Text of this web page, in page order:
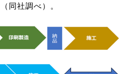
同社調べ）。